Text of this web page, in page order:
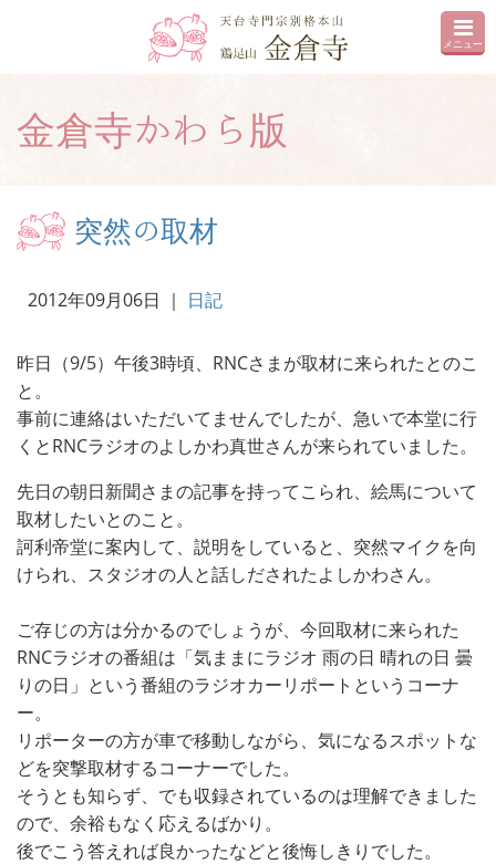
メニュー
金倉寺かわら版
突然の取材
2012年09月06日 ｜ 日記
昨日（9/5）午後3時頃、RNCさまが取材に来られたとのこ
と。
事前に連絡はいただいてませんでしたが、急いで本堂に行
くとRNCラジオのよしかわ真世さんが来られていました。
先日の朝日新聞さまの記事を持ってこられ、絵馬について
取材したいとのこと。
訶利帝堂に案内して、説明をしていると、突然マイクを向
けられ、スタジオの人と話しだされたよしかわさん。
ご存じの方は分かるのでしょうが、今回取材に来られた
RNCラジオの番組は「気ままにラジオ 雨の日 晴れの日 曇
りの日」という番組のラジオカーリポートというコーナ
ー。
リポーターの方が車で移動しながら、気になるスポットな
どを突撃取材するコーナーでした。
そうとも知らず、でも収録されているのは理解できました
ので、余裕もなく応えるばかり。
後でこう答えれば良かったなどと後悔しきりでした。